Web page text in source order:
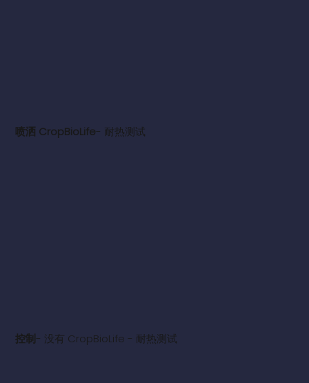
喷洒 CropBioLife- 耐热测试
控制 - 没有 CropBioLife - 耐热测试